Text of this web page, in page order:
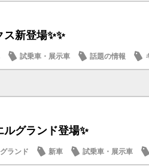
ス新登場✨✨
試乗車・展示車 話題の情報
ルグランド登場✨
ランド 新車 試乗車・展示車